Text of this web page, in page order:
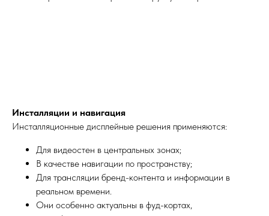
Инсталляции и навигация
Инсталляционные дисплейные решения применяются:
Для видеостен в центральных зонах;
В качестве навигации по пространству;
Для трансляции бренд-контента и информации в
реальном времени.
Они особенно актуальны в фуд-кортах,